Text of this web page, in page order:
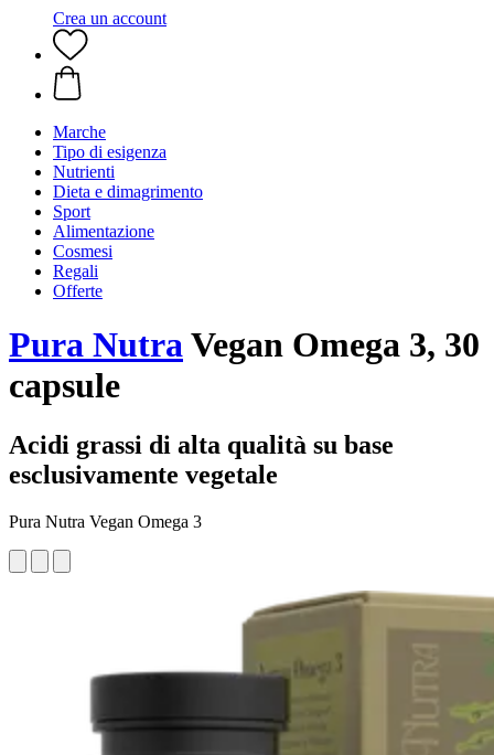
Crea un account
Marche
Tipo di esigenza
Nutrienti
Dieta e dimagrimento
Sport
Alimentazione
Cosmesi
Regali
Offerte
Pura NutraVegan Omega 3, 30
capsule
Acidi grassi di alta qualità su base
esclusivamente vegetale
Pura Nutra Vegan Omega 3